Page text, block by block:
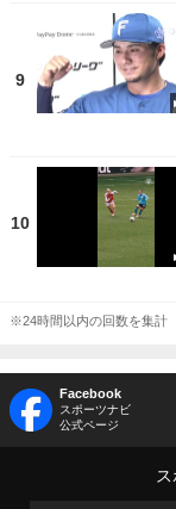
9
10
※24時間以内の回数を集計
Facebook
スポーツナビ
公式ページ